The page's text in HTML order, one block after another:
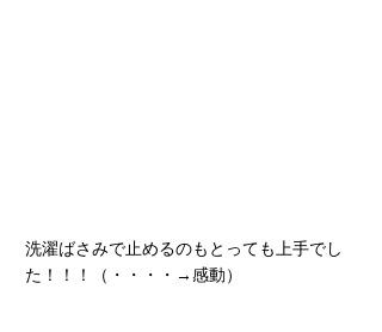
洗濯ばさみで止めるのもとっても上手でし
た！！！（・・・・→感動）